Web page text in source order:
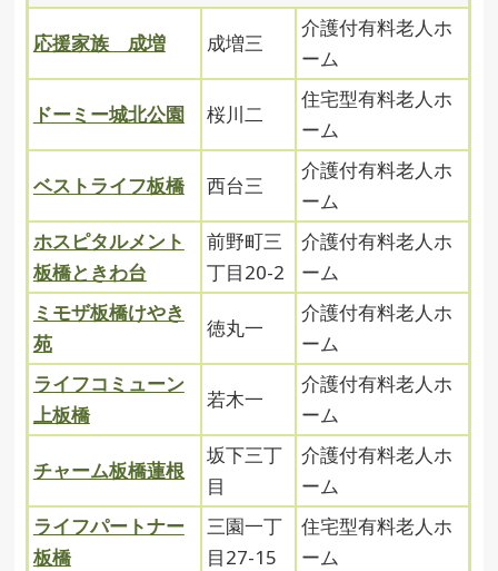
応援家族 成増 成増三
介護付有料老人ホ
ーム
ドーミー城北公園 桜川二
住宅型有料老人ホ
ーム
ベストライフ板橋 西台三
介護付有料老人ホ
ーム
ホスピタルメント
板橋ときわ台
前野町三
丁目20-2
介護付有料老人ホ
ーム
ミモザ板橋けやき
苑
徳丸一
介護付有料老人ホ
ーム
ライフコミューン
上板橋
若木一
介護付有料老人ホ
ーム
チャーム板橋蓮根
坂下三丁
目
介護付有料老人ホ
ーム
ライフパートナー
板橋
三園一丁
目27-15
住宅型有料老人ホ
ーム